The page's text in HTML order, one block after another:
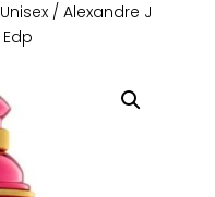
/ Alexandre J